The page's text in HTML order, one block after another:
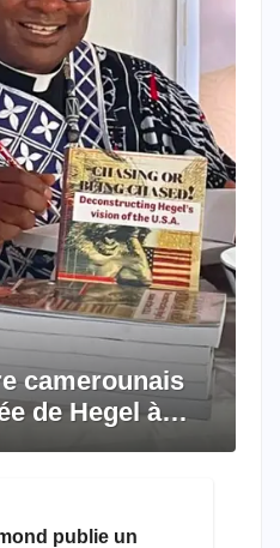
camerounais
de Hegel à
publie un